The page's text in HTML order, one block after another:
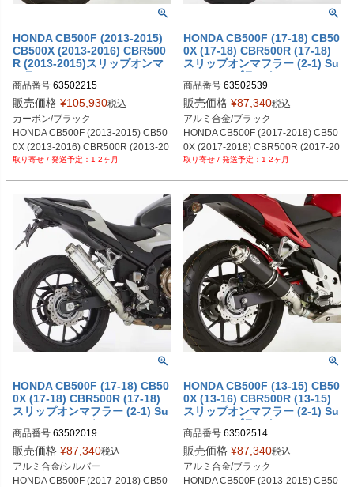
HONDA CB500F (2013-2015)
CB500X (2013-2016) CBR500
R (2013-2015)スリップオンマ
フラー (2-1) Supersport HUR
RIC
商品番号 63502215
販売価格 ¥105,930税込
カーボン/ブラック
HONDA CB500F (2013-2015) CB50
0X (2013-2016) CBR500R (2013-20
15)
1-2ヶ月
HONDA CB500F (17-18) CB50
0X (17-18) CBR500R (17-18)
スリップオンマフラー (2-1) Su
persport ブラック HURRIC
商品番号 63502539
販売価格 ¥87,340税込
アルミ合金/ブラック
HONDA CB500F (2017-2018) CB50
0X (2017-2018) CBR500R (2017-20
18)
1-2ヶ月
HONDA CB500F (17-18) CB50
0X (17-18) CBR500R (17-18)
スリップオンマフラー (2-1) Su
persport シルバー HURRIC
商品番号 63502019
販売価格 ¥87,340税込
アルミ合金/シルバー
HONDA CB500F (2017-2018) CB50
HONDA CB500F (13-15) CB50
0X (13-16) CBR500R (13-15)
スリップオンマフラー (2-1) Su
persport ブラック HURRIC
商品番号 63502514
販売価格 ¥87,340税込
アルミ合金/ブラック
HONDA CB500F (2013-2015) CB50